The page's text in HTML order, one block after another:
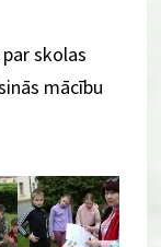
skolas
mācību